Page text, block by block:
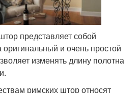
представляет собой
и очень простой
изменять длину полотна
римских штор относят